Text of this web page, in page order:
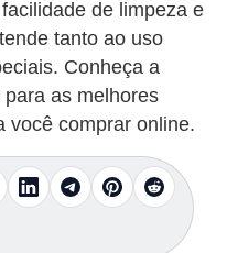
de limpeza e
tanto ao uso
Conheça a
as melhores
você comprar online.